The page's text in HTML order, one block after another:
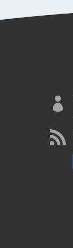

